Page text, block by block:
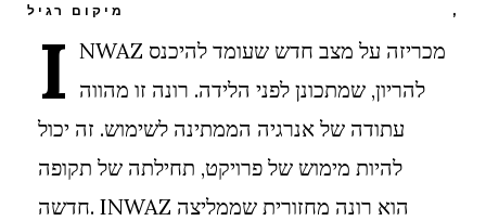
מיקום רגיל ,
I NWAZ מכריזה על מצב חדש שעומד להיכנס
להריון, שמתכונן לפני הלידה. רונה זו מהווה
עתודה של אנרגיה הממתינה לשימוש. זה יכול
להיות מימוש של פרויקט, תחילתה של תקופה
חדשה. INWAZ הוא רונה מחזורית שממליצה